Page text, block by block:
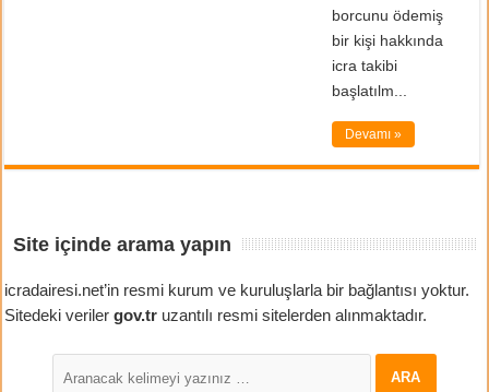
borcunu ödemiş
bir kişi hakkında
icra takibi
başlatılm...
Devamı »
Site içinde arama yapın
icradairesi.net’in resmi kurum ve kuruluşlarla bir bağlantısı yoktur.
Sitedeki verilergov.tr uzantılı resmi sitelerden alınmaktadır.